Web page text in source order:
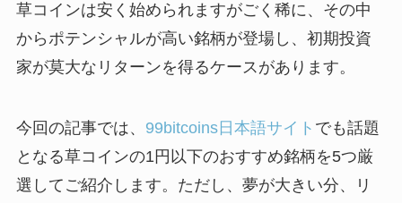
草コインは安く始められますがごく稀に、その中
からポテンシャルが高い銘柄が登場し、初期投資
家が莫大なリターンを得るケースがあります。
今回の記事では、 99bitcoins日本語サイト でも話題
となる草コインの1円以下のおすすめ銘柄を5つ厳
選してご紹介します。ただし、夢が大きい分、リ